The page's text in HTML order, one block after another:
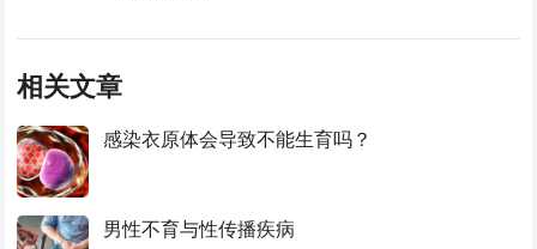
相关文章
感染衣原体会导致不能生育吗？
男性不育与性传播疾病